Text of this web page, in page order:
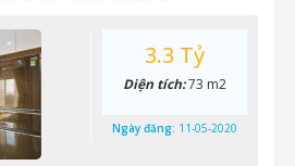
3.3 Tỷ
Diện tích:73 m2
Ngày đăng: 11-05-2020